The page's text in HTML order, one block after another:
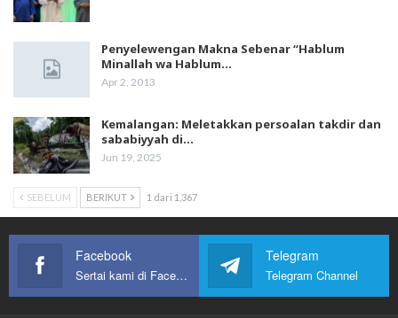
Penyelewengan Makna Sebenar “Hablum
Minallah wa Hablum…
Apr 2, 2013
Kemalangan: Meletakkan persoalan takdir dan
sababiyyah di…
Jun 19, 2025
SEBELUM BERIKUT 1 dari 1,367
Facebook
Sertai kami di Facebook
Telegram
Telegram Channel